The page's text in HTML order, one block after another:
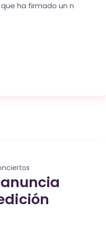
ha firmado un n